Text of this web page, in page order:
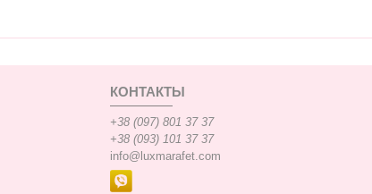
КОНТАКТЫ
+38 (097) 801 37 37
+38 (093) 101 37 37
info@luxmarafet.com